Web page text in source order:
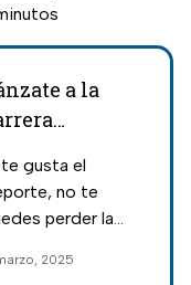
a la
tu
de
gusta el
no te
perder la
donde los
2025